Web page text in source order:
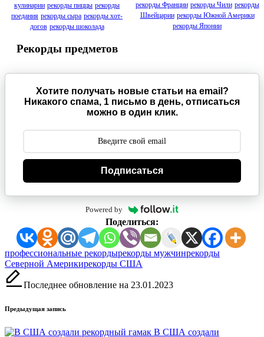
кулинарии рекорды пиццы рекорды
поедания рекорды сыра рекорды хот-
догов рекорды шоколада
Рекорды предметов
рекорды Франции рекорды Чили рекорды
Швейцарии рекорды Южной Америки
рекорды Японии
Хотите получать новые статьи на email?
Никакого спама, 1 письмо в день, отписаться
можно в один клик.
Подписаться
Powered by
Поделиться:
Метки:
профессиональные рекордырекорды мужчинрекорды
Северной Америкирекорды США
Последнее обновление на 23.01.2023
Навигация
записи
Предыдущая запись
В США создали